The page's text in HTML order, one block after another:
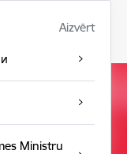
Aizvērt
Ministru